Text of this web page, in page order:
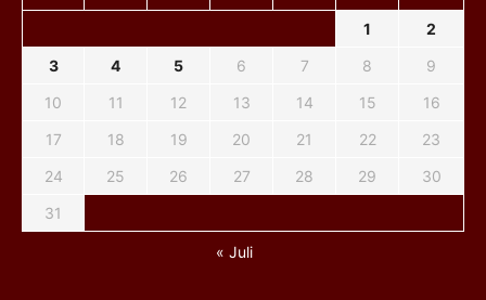
1
2
3
4 5 6 7 8
9
10
11 12 13 14 15
16
17
18 19 20 21 22
23
24
25 26 27 28 29
30
31
« Juli